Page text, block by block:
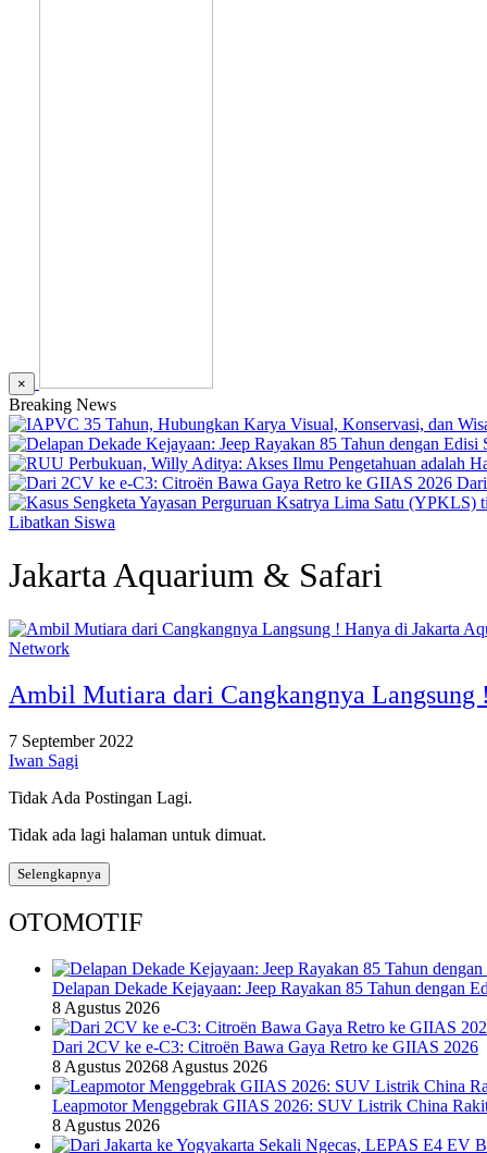
×
Breaking News
Libatkan Siswa
Jakarta Aquarium & Safari
Network
Ambil Mutiara dari Cangkangnya
7 September 2022
Iwan Sagi
Tidak Ada Postingan Lagi.
Tidak ada lagi halaman untuk dimuat.
Selengkapnya
OTOMOTIF
Delapan Dekade Kejayaan: Jeep Rayakan 85 Tahun dengan
8 Agustus 2026
Dari 2CV ke e-C3: Citroën Bawa Gaya Retro ke GIIAS 2026
8 Agustus 20268 Agustus 2026
Leapmotor Menggebrak GIIAS 2026: SUV Listrik China
8 Agustus 2026